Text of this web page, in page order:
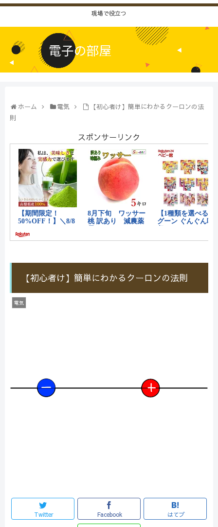
現場で役立つ
ホーム 電気
【初心者け】簡単にわかるクーロンの法
則
スポンサーリンク
【初心者け】簡単にわかるクーロンの法則
電気
Twitter Facebook はてブ